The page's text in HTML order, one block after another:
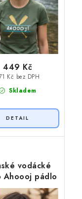
Skladem
Kč bez DPH
449 Kč
vodácké
Ahoooj pádlo